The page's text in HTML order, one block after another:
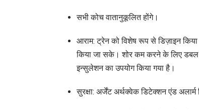
सभी कोच वातानुकूलित होंगे।
आराम: ट्रेन को विशेष रूप से डिज़ाइन
किया जा सके। शोर कम करने के लिए डबल-
इन्सुलेशन का उपयोग किया गया है।
सुरक्षा: अर्जेंट अर्थक्वेक डिटेक्शन एंड